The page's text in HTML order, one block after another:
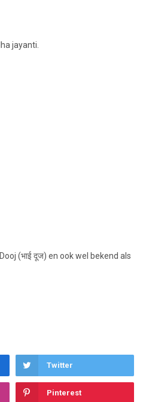
jayanti.
(भाई दूज) en ook wel bekend als
Twitter
Pinterest